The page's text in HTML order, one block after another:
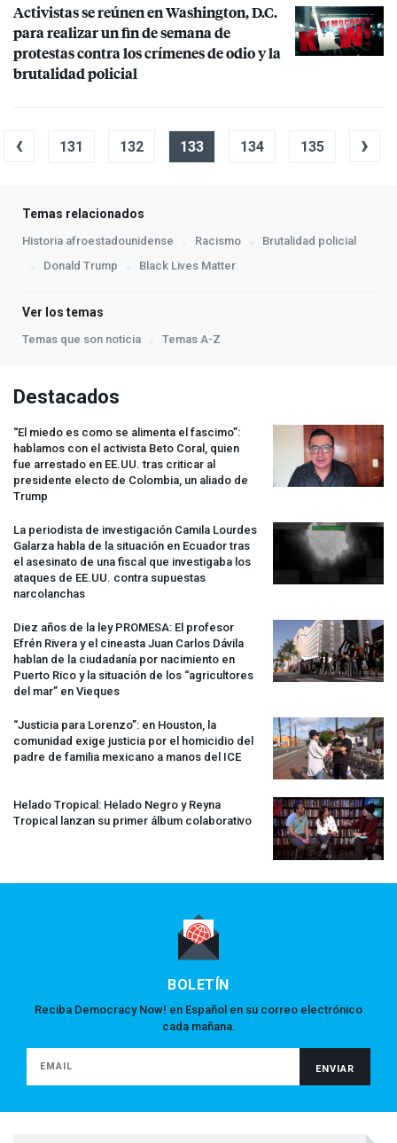
Activistas se reúnen en Washington, D.C.
para realizar un fin de semana de
protestas contra los crímenes de odio y la
brutalidad policial
‹ 131 132 133 134 135 ›
Temas relacionados
Historia afroestadounidense Racismo
Brutalidad policial
Donald Trump
Black Lives Matter
Ver los temas
Temas que son noticia Temas A-Z
Destacados
“El miedo es como se alimenta el fascimo”:
hablamos con el activista Beto Coral, quien
fue arrestado en EE.UU. tras criticar al
presidente electo de Colombia, un aliado de
Trump
La periodista de investigación Camila Lourdes
Galarza habla de la situación en Ecuador tras
el asesinato de una fiscal que investigaba los
ataques de EE.UU. contra supuestas
narcolanchas
Diez años de la ley PROMESA: El profesor
Efrén Rivera y el cineasta Juan Carlos Dávila
hablan de la ciudadanía por nacimiento en
Puerto Rico y la situación de los “agricultores
del mar” en Vieques
“Justicia para Lorenzo”: en Houston, la
comunidad exige justicia por el homicidio del
padre de familia mexicano a manos del ICE
Helado Tropical: Helado Negro y Reyna
Tropical lanzan su primer álbum colaborativo
BOLETÍN
Reciba Democracy Now! en Español en su correo electrónico
cada mañana.